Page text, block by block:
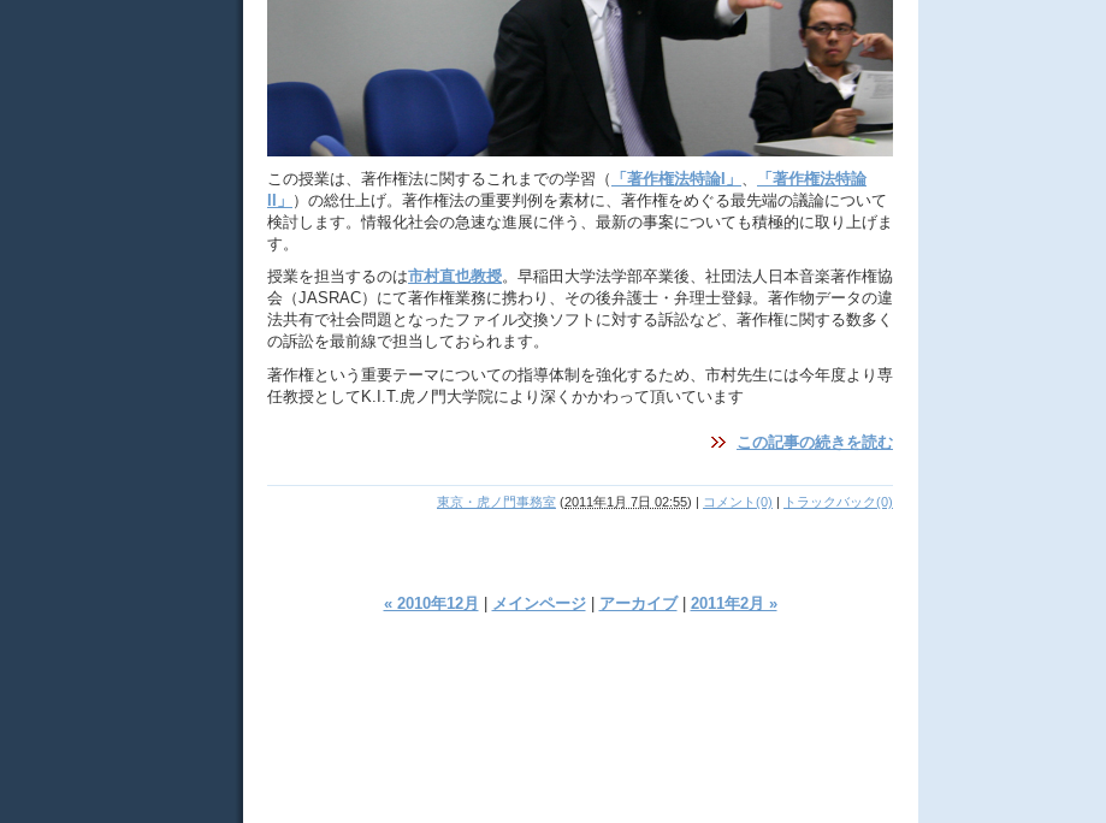
この授業は、著作権法に関するこれまでの学習（ 「著作権法特論I」
「著作権法特論
II」 ）の総仕上げ。著作権法の重要判例を素材に、著作権をめぐる最先端の議論について
検討します。情報化社会の急速な進展に伴う、最新の事案についても積極的に取り上げま
す。
授業を担当するのは市村直也教授。早稲田大学法学部卒業後、社団法人日本音楽著作権協
会（JASRAC）にて著作権業務に携わり、その後弁護士・弁理士登録。著作物データの違
法共有で社会問題となったファイル交換ソフトに対する訴訟など、著作権に関する数多く
の訴訟を最前線で担当しておられます。
著作権という重要テーマについての指導体制を強化するため、市村先生には今年度より専
任教授としてK.I.T.虎ノ門大学院により深くかかわって頂いています
この記事の続きを読む
東京・虎ノ門事務室 (2011年1月 7日 02:55) | コメント(0) | トラックバック(0)
« 2010年12月 メインページ| アーカイブ| 2011年2月 »